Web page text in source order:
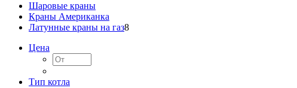
Шаровые краны
Краны Американка
Латунные краны на газ8
Цена
Тип котла